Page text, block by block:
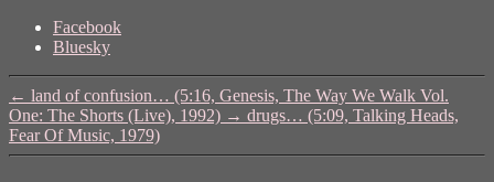
Share
"time…
(6:46,
Pink
Floyd,
Facebook
Bluesky
← land of confusion… (5:16, Genesis, The Way We Walk Vol.
One: The Shorts (Live), 1992) → drugs… (5:09, Talking Heads,
Fear Of Music, 1979)